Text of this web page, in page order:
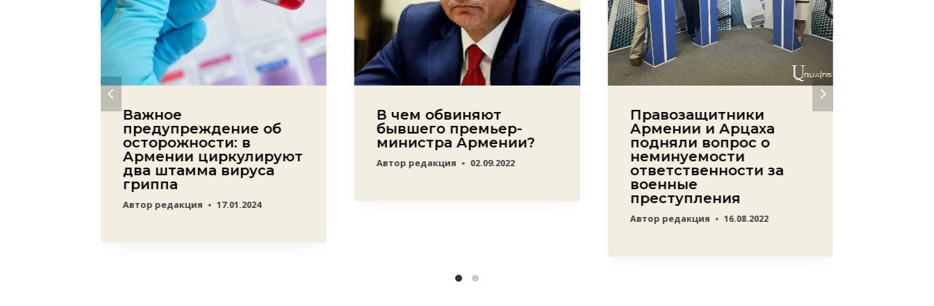
Важное
предупреждение об
осторожности: в
Армении циркулируют
два штамма вируса
гриппа
Автор редакция 17.01.2024
В чем обвиняют
бывшего премьер-
министра Армении?
Автор редакция 02.09.2022
Правозащитники
Армении и Арцаха
подняли вопрос о
неминуемости
ответственности за
военные
преступления
Автор редакция 16.08.2022